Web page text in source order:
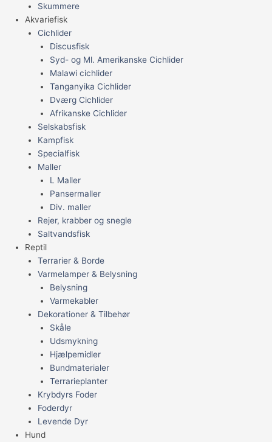
Skummere
Akvariefisk
Cichlider
Discusfisk
Syd- og Ml. Amerikanske Cichlider
Malawi cichlider
Tanganyika Cichlider
Dværg Cichlider
Afrikanske Cichlider
Selskabsfisk
Kampfisk
Specialfisk
Maller
L Maller
Pansermaller
Div. maller
Rejer, krabber og snegle
Saltvandsfisk
Reptil
Terrarier & Borde
Varmelamper & Belysning
Belysning
Varmekabler
Dekorationer & Tilbehør
Skåle
Udsmykning
Hjælpemidler
Bundmaterialer
Terrarieplanter
Krybdyrs Foder
Foderdyr
Levende Dyr
Hund